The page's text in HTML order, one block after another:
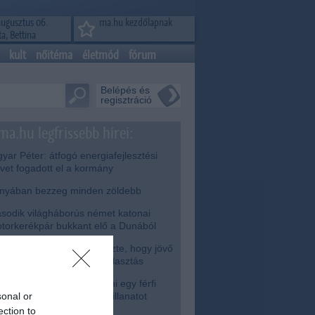
or
to
06.
Bettina
ma.hu kezdőlapnak
kult nőitéma életmód fórum
Belépés és
regisztráció
Péter: átfogó energiafejlesztési
fogadott el a kormány
bezzeg minden zöldebb
világháborús német katonai
bukkant elő a Dunából
frakció kezdeményezte, hogy jövő
legyen az államfőválasztás
gólyának adott inni egy férfi
- megható pillanatot
a kamera